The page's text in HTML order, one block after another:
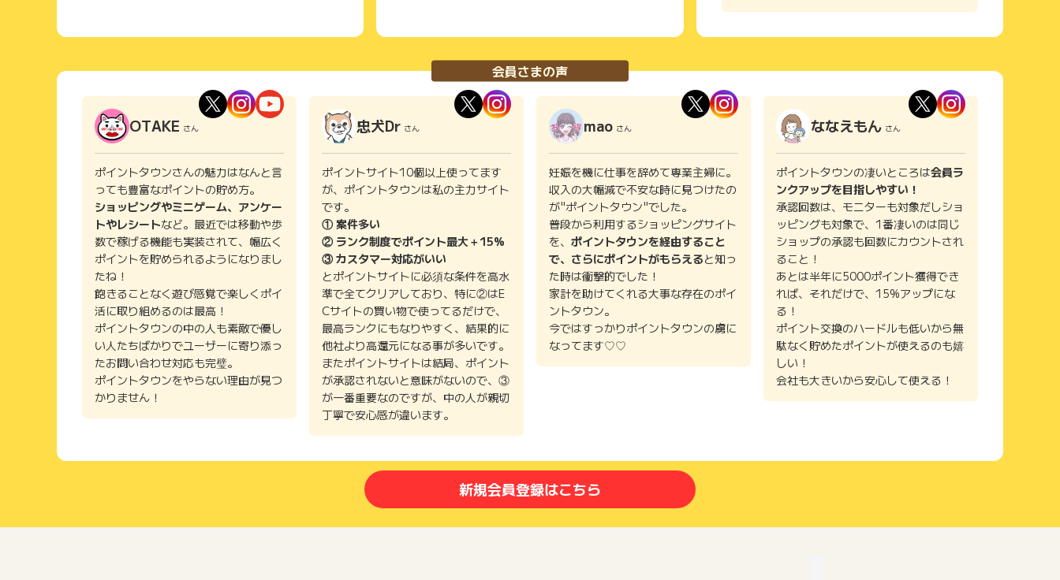
ふるさと納税は毎年やっていて、中でもさとふるはお気に入りです。 ホームページのサイトも見やすくて返礼品の
発送時はメールで連絡をくれるので気に入っています。 ホームページのマイページでは、年間の納税額も勝手に集
計してくれるので、わざわざ自分で計算しなくても済むため便利ですね。 また口コミも沢山投稿されていて、商品
を選定する上でとても参考になります。返礼品で失敗したくない人は口コミを参考にするといいでしょう。 ユーザ
ー目線でわかりやすくて使いやすいサイトです。利用時の負担が少ないので私はサービス一本。とてもオススメで
す。
( 20代 女性 会社員)
全体的な品ぞろえがよく、いつも間違いなくあたり商品を購入できます！ いつもこちらで商品を買わせて頂いてお
ります！ リピートしたくなるサイトです。 サイト自体もとても見やすく、自分に合ったシミュレーションもでき
るので、年収が低くても計算できるのはありがたいです。(他サイトでは300万以上の年収からしか計算ができない
こと後多いため。) HPもとても見やすくなっているので、苦手な方でもわかりやすいかと思います。
いくら ( 30代 女性 会社員)
毎年さとふるを使わせていただいていますが、返礼品を選んで納税したい全国のとある自治体に納税した後にやら
なきゃいけないワンストップ申請がサイト・アプリ内ですぐに出来る事が1番便利だと思いました！ 節税効果がと
レジットカード払い、Pay-easy払い、PayPayで決済できて便利ですが、PayPay決済を選ぶと即支払い出来てしか
会員さまの声
OTAKE さん
ポイントタウンさんの魅力はなんと言
っても豊富なポイントの貯め方。
ショッピングやミニゲーム、アンケー
トやレシートなど。最近では移動や歩
数で稼げる機能も実装されて、幅広く
ポイントを貯められるようになりまし
たね！
飽きることなく遊び感覚で楽しくポイ
活に取り組めるのは最高！
ポイントタウンの中の人も素敵で優し
い人たちばかりでユーザーに寄り添っ
たお問い合わせ対応も完璧。
ポイントタウンをやらない理由が見つ
かりません！
忠犬Dr さん
ポイントサイト10個以上使ってます
が、ポイントタウンは私の主力サイト
です。
① 案件多い
② ランク制度でポイント最大＋15%
③ カスタマー対応がいい
とポイントサイトに必須な条件を高水
準で全てクリアしており、特に②はE
Cサイトの買い物で使ってるだけで、
最高ランクにもなりやすく、結果的に
他社より高還元になる事が多いです。
またポイントサイトは結局、ポイント
が承認されないと意味がないので、③
が一番重要なのですが、中の人が親切
丁寧で安心感が違います。
mao さん
妊娠を機に仕事を辞めて専業主婦に。
収入の大幅減で不安な時に見つけたの
が"ポイントタウン"でした。
普段から利用するショッピングサイト
を、 ポイントタウンを経由すること
で、さらにポイントがもらえると知っ
た時は衝撃的でした！
家計を助けてくれる大事な存在のポイ
ントタウン。
今ではすっかりポイントタウンの虜に
なってます♡♡
ななえもん さん
ポイントタウンの凄いところは会員ラ
ンクアップを目指しやすい！
承認回数は、モニターも対象だしショ
ッピングも対象で、1番凄いのは同じ
ショップの承認も回数にカウントされ
ること！
あとは半年に5000ポイント獲得でき
れば、それだけで、15%アップにな
る！
ポイント交換のハードルも低いから無
駄なく貯めたポイントが使えるのも嬉
しい！
会社も大きいから安心して使える！
新規会員登録はこちら